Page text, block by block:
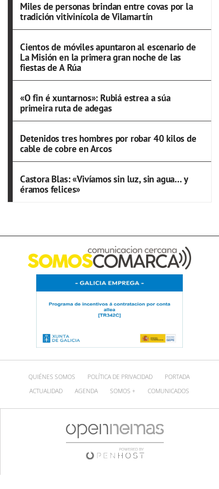
Miles de personas brindan entre covas por la
tradición vitivinícola de Vilamartín
Cientos de móviles apuntaron al escenario de
La Misión en la primera gran noche de las
fiestas de A Rúa
«O fin é xuntarnos»: Rubiá estrea a súa
primeira ruta de adegas
Detenidos tres hombres por robar 40 kilos de
cable de cobre en Arcos
Castora Blas: «Vivíamos sin luz, sin agua… y
éramos felices»
QUIÉNES SOMOS POLÍTICA DE PRIVACIDAD
PORTADA
ACTUALIDAD
AGENDA SOMOS + COMUNICADOS